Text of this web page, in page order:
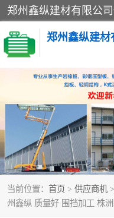
郑州鑫纵建材
当前位置： 首页 > 供应商机 >
州鑫纵 质量好 围挡加工 株
高空瓦机租赁
CZ型钢
PC多层板
建筑围挡